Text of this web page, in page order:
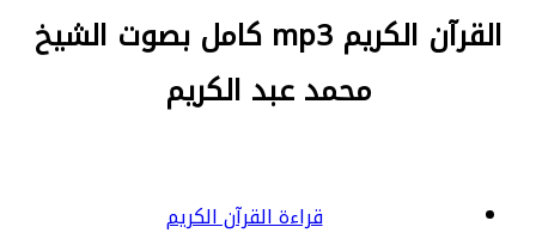
القرآن الكريم mp3 كامل بصوت الشيخ
محمد عبد الكريم
قراءة القرآن الكريم